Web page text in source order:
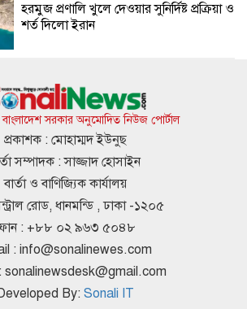
হরমুজ প্রণালি খুলে দেওয়ার সুনির্দিষ্ট প্রক্রিয়া ও
শর্ত দিলো ইরান
কওমি শিক্ষার্থীদের বাদ দিয়ে দেশের উন্নয়ন
সম্ভব নয়: ড. আহমদ আবদুল কাদের
পে স্কেলের প্রজ্ঞাপন জারি, প্রত্যাশা নিয়ে যা
আত্মঘাতী বোমা হামলায় মেসিকে উড়িয়ে
দেওয়ার হুমকি
বাংলাদেশ সরকার অনুমোদিত নিউজ পোর্টাল
প্রকাশক : মোহাম্মদ ইউনুছ
সম্পাদক : সাজ্জাদ হোসাইন
বার্তা ও বাণিজ্যিক কার্যালয়
রোড, ধানমন্ডি , ঢাকা -১২০৫
: +৮৮ ০২ ৯৬৩ ৫০৪৮
: info@sonalinewes.com
sonalinewsdesk@gmail.com
By: Sonali IT